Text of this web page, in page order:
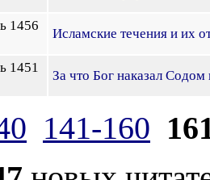
1456
Исламские течения и их
1451
За что Бог наказал
141-160